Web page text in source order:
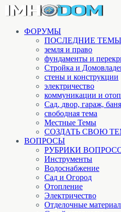
ФОРУМЫ
ПОСЛЕДНИЕ ТЕМЫ
земля и право
фундаменты и
Стройка и
стены и конструкции
электричество
коммуникации и
Cад, двор, гараж,
свободная тема
Местные Темы
СОЗДАТЬ СВОЮ
ВОПРОСЫ
РУБРИКИ
Инструменты
Водоснабжение
Сад и Огород
Отопление
Электричество
Отделочные